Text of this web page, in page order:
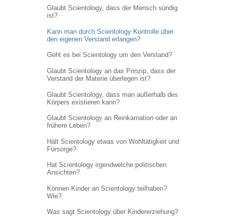
Glaubt Scientology, dass der Mensch sündig
ist?
Kann man durch Scientology Kontrolle über
den eigenen Verstand erlangen?
Geht es bei Scientology um den Verstand?
Glaubt Scientology an das Prinzip, dass der
Verstand der Materie überlegen ist?
Glaubt Scientology, dass man außerhalb des
Körpers existieren kann?
Glaubt Scientology an Reinkarnation oder an
frühere Leben?
Hält Scientology etwas von Wohltätigkeit und
Fürsorge?
Hat Scientology irgendwelche politischen
Ansichten?
Können Kinder an Scientology teilhaben?
Wie?
Was sagt Scientology über Kindererziehung?